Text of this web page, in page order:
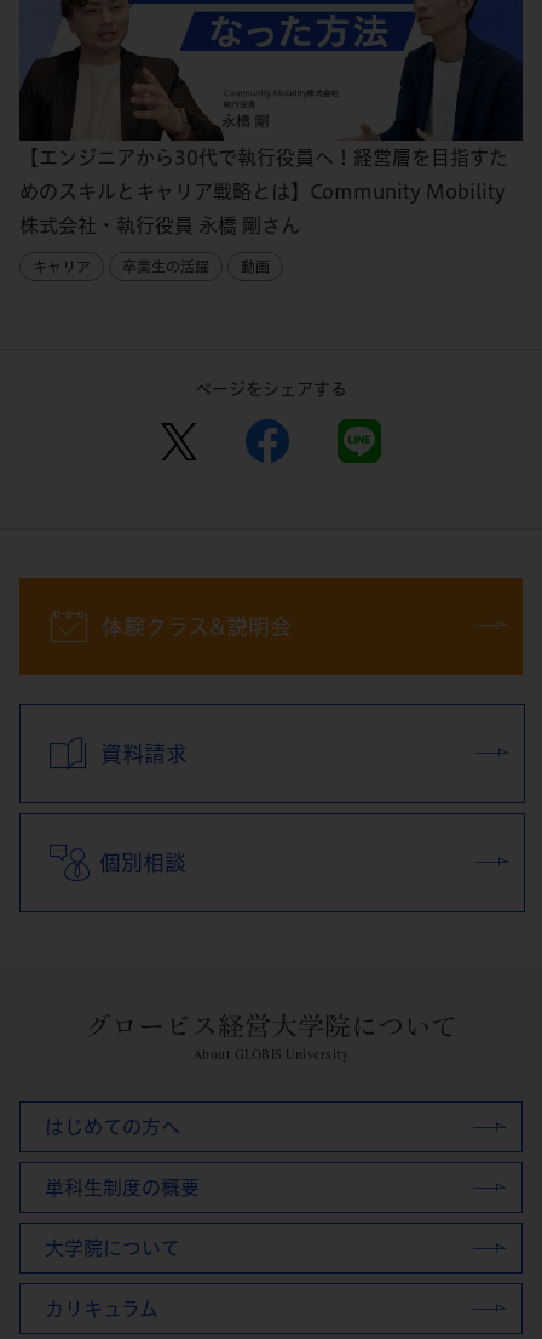
【エンジニアから30代で執行役員へ！経営層を目指すた
めのスキルとキャリア戦略とは】Community Mobility
株式会社・執行役員 永橋 剛さん
キャリア 卒業生の活躍 動画
ページをシェアする
体験クラス&説明会
資料請求
個別相談
グロービス経営大学院について
About GLOBIS University
はじめての方へ
単科生制度の概要
大学院について
カリキュラム